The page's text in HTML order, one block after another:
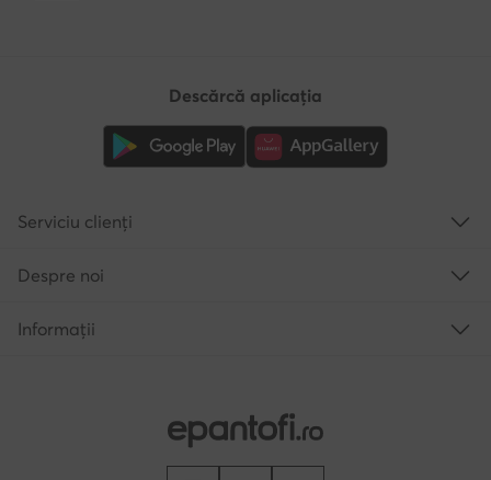
Descărcă aplicația
Serviciu clienți
Despre noi
Informații